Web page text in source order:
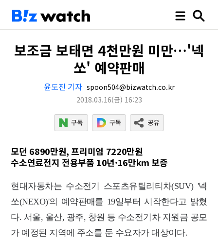
보조금 보태면 4천만원 미만…'넥
쏘' 예약판매
윤도진 기자 spoon504@bizwatch.co.kr
2018.03.16(금) 16:23
모던 6890만원, 프리미엄 7220만원
수소연료전지 전용부품 10년·16만km 보증
현대자동차는 수소전기 스포츠유틸리티차(SUV) '넥
쏘(NEXO)'의 예약판매를 19일부터 시작한다고 밝혔
다. 서울, 울산, 광주, 창원 등 수소전기차 지원금 공모
가 예정된 지역에 주소를 둔 수요자가 대상이다.